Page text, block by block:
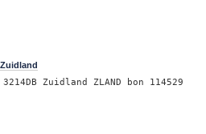
Zuidland ZLAND bon 114529